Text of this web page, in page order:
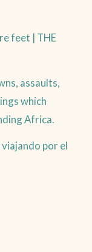
feet | THE
assaults,
which
Africa.
por el